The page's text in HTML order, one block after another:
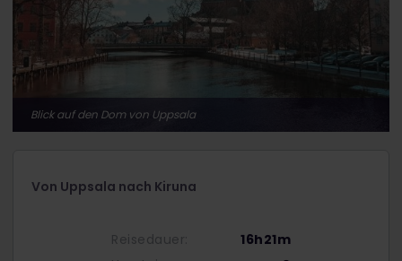
Blick auf den Dom von Uppsala
Von Uppsala nach Kiruna
Reisedauer:
16h21m